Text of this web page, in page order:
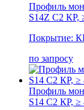
Профиль
S14Z С2 КР,
Покрытие:
по запросу
Профиль
S14 С2 КР, ≥